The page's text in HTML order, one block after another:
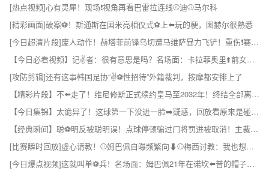
[热点视频]心有灵犀！现场❗视角再看巴雷拉连线⚾迪⚾马尔科
[精彩画面]破案⚽！斯通斯在国米亮相仪式⚽上⬅️玩的梗，图赫尔很熟悉
[今日超清片段]废人动作！赫塔菲前锋乌切遭马维萨暴力飞铲！重伤❗赛季报销！
【今日必看视频】记✌️者：很有意思是吗？名场面：卡拉菲奥里⬆️前女友宣示主权！
[攻防剪辑]还有这事韩国足协“✌⚽️性招待”外籍裁判，按摩都安排上了
【精彩片段】不⬅️走了！维尼修斯正式续约皇马至2032年！终结全部离队流言！
【今日集锦】太诡异了！这球第一下没进一脸➡️疑惑，回放看原来是碰到了门将⚾
【经典瞬间】聪⚽明反被聪明误！点球停顿骗过门将罚进被取消！主裁掏黄牌伺候！
[比赛瞬时回放]虚心请教！⚾姆巴佩自曝频繁向⬇⚾️梅西讨教：我也想赢得一切
[今日爆点视频]这就叫单⚽兵！名场面：姆巴佩21年在诺坎⬅️普的帽子戏法！